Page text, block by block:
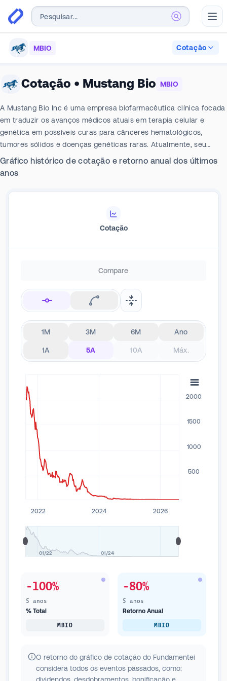
MBIO Cotação
Cotação • Mustang Bio MBIO
A Mustang Bio Inc é uma empresa biofarmacêutica clínica focada
em traduzir os avanços médicos atuais em terapia celular e
genética em possíveis curas para cânceres hematológicos,
tumores sólidos e doenças genéticas raras. Atualmente, seu
portfólio está focado nas principais áreas de terapias genéticas
para tumores sólidos.
Gráfico histórico de cotação e retorno anual dos últimos
anos
Cotação
1M 3M 6M Ano
1A 5A 10A Máx.
Compare
2022 2024 2026
01/22 01/24
500
1000
1500
2000
-100%
5 anos
% Total
MBIO
-80%
5 anos
Retorno Anual
MBIO
O retorno do gráfico de cotação do Fundamentei
considera todos os eventos passados, como: